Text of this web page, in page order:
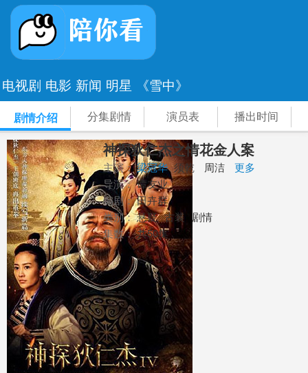
电视剧 电影 新闻 明星 《雪中》
剧情介绍 分集剧情 演员表 播出时间
神探狄仁杰之情花金人案
主演：梁冠华 须乾 周洁
更多
导演：谭友业
编剧：田卉群
类别：悬疑 古装
剧情
集数：共50集